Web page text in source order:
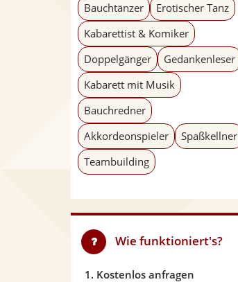
Bauchtänzer
Erotischer Tanz
Kabarettist & Komiker
Doppelgänger
Gedankenleser
Kabarett mit Musik
Bauchredner
Akkordeonspieler
Spaßkellner
Teambuilding
Wie funktioniert's?
1. Kostenlos anfragen